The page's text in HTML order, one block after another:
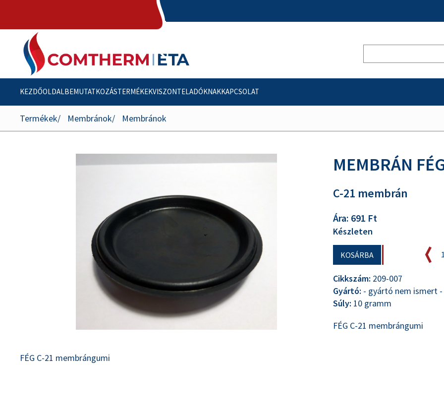
KEZDŐOLDALBEMUTATKOZÁSTERMÉKEKVISZONTELADÓKNAKKAPCSOLAT
Termékek Membránok Membránok
MEMBRÁN
C-21 membrán
Ára: 691 Ft
Készleten
KOSÁRBA
Cikkszám: 209-007
Gyártó: - gyártó nem ismert -
Súly: 10 gramm
FÉG C-21 membrángumi
FÉG C-21 membrángumi